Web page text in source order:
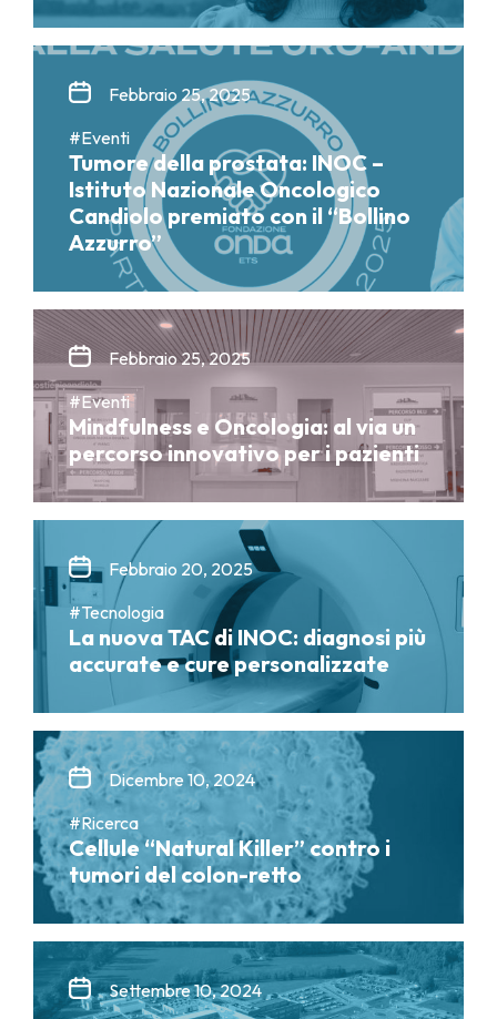
Febbraio 25, 2025
#Eventi
Tumore della prostata: INOC –
Istituto Nazionale Oncologico
Candiolo premiato con il “Bollino
Azzurro”
Febbraio 25, 2025
#Eventi
Mindfulness e Oncologia: al via un
percorso innovativo per i pazienti
Febbraio 20, 2025
#Tecnologia
La nuova TAC di INOC: diagnosi più
accurate e cure personalizzate
Dicembre 10, 2024
#Ricerca
Cellule “Natural Killer” contro i
tumori del colon-retto
Settembre 10, 2024